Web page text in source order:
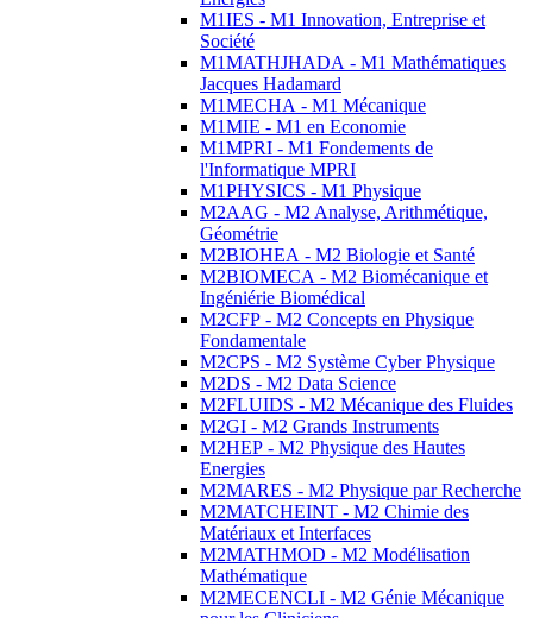
M1IES - M1 Innovation, Entreprise et
Société
M1MATHJHADA - M1 Mathématiques
Jacques Hadamard
M1MECHA - M1 Mécanique
M1MIE - M1 en Economie
M1MPRI - M1 Fondements de
l'Informatique MPRI
M1PHYSICS - M1 Physique
M2AAG - M2 Analyse, Arithmétique,
Géométrie
M2BIOHEA - M2 Biologie et Santé
M2BIOMECA - M2 Biomécanique et
Ingéniérie Biomédical
M2CFP - M2 Concepts en Physique
Fondamentale
M2CPS - M2 Système Cyber Physique
M2DS - M2 Data Science
M2FLUIDS - M2 Mécanique des Fluides
M2GI - M2 Grands Instruments
M2HEP - M2 Physique des Hautes
Energies
M2MARES - M2 Physique par Recherche
M2MATCHEINT - M2 Chimie des
Matériaux et Interfaces
M2MATHMOD - M2 Modélisation
Mathématique
M2MECENCLI - M2 Génie Mécanique